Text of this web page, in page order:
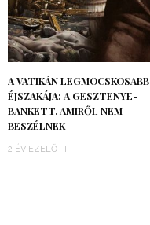
A VATIKÁN LEGMOCSKOSABB
ÉJSZAKÁJA: A GESZTENYE-
BANKETT, AMIRŐL NEM
BESZÉLNEK
2 ÉV EZELŐTT